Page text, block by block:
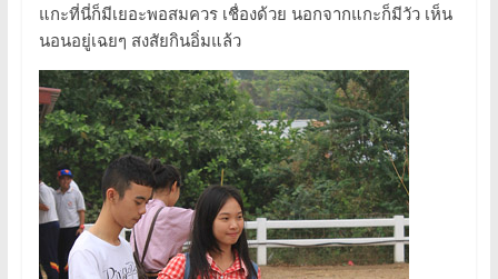
แกะที่นี่ก็มีเยอะพอสมควร เชื่องด้วย นอกจากแกะก็มีวัว เห็น
นอนอยู่เฉยๆ สงสัยกินอิ่มแล้ว